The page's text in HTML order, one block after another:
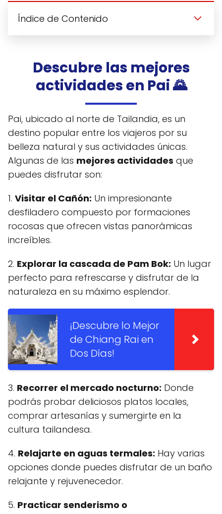
Índice de Contenido
Descubre las mejores
actividades en Pai 🌄
Pai, ubicado al norte de Tailandia, es un
destino popular entre los viajeros por su
belleza natural y sus actividades únicas.
Algunas de las mejores actividades que
puedes disfrutar son:
1. Visitar el Cañón: Un impresionante
desfiladero compuesto por formaciones
rocosas que ofrecen vistas panorámicas
increíbles.
2. Explorar la cascada de Pam Bok: Un lugar
perfecto para refrescarse y disfrutar de la
naturaleza en su máximo esplendor.
¡Descubre lo Mejor
de Chiang Rai en
Dos Días!
3. Recorrer el mercado nocturno: Donde
podrás probar deliciosos platos locales,
comprar artesanías y sumergirte en la
cultura tailandesa.
4. Relajarte en aguas termales: Hay varias
opciones donde puedes disfrutar de un baño
relajante y rejuvenecedor.
5. Practicar senderismo o